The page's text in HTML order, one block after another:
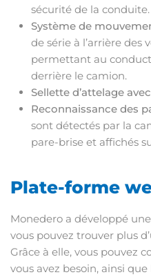
sécurité de la conduite.
Système de
de série à l’arrière des
permettant au
derrière le camion.
Sellette d’attelage
Reconnaissance des
sont détectés par la
pare-brise et affichés
Plate-forme
Monedero a développé
vous pouvez trouver plus d’
Grâce à elle, vous pouvez
vous avez besoin, ainsi